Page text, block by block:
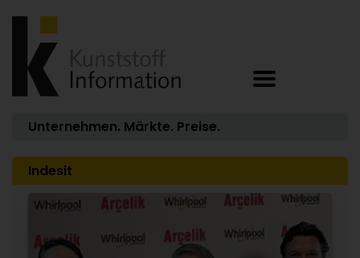
Unternehmen. Märkte. Preise.
Indesit